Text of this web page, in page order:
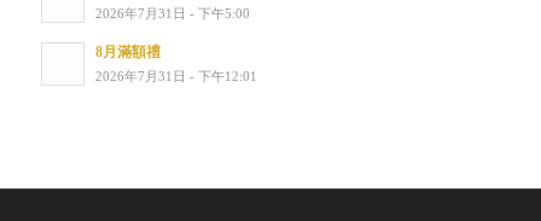
2026年7月31日 - 下午5:00
8月滿額禮
2026年7月31日 - 下午12:01